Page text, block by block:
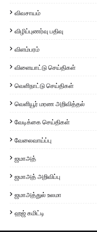
விவசாயம்
விழிப்புணர்வு பதிவு
விளம்பரம்
விளையாட்டு செய்திகள்
வெளிநாட்டு செய்திகள்
வெளியூர் மரண அறிவித்தல்
வேடிக்கை செய்திகள்
வேலைவாய்ப்பு
ஜமாஅத்
ஜமாஅத் அறிவிப்பு
ஜமாஅத்துல் உலமா
ஹஜ் கமிட்டி